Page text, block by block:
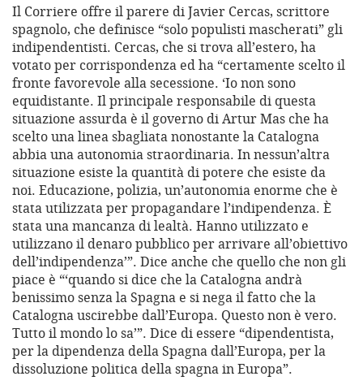
Il Corriere offre il parere di Javier Cercas, scrittore
spagnolo, che definisce “solo populisti mascherati” gli
indipendentisti. Cercas, che si trova all’estero, ha
votato per corrispondenza ed ha “certamente scelto il
fronte favorevole alla secessione. ‘Io non sono
equidistante. Il principale responsabile di questa
situazione assurda è il governo di Artur Mas che ha
scelto una linea sbagliata nonostante la Catalogna
abbia una autonomia straordinaria. In nessun’altra
situazione esiste la quantità di potere che esiste da
noi. Educazione, polizia, un’autonomia enorme che è
stata utilizzata per propagandare l’indipendenza. È
stata una mancanza di lealtà. Hanno utilizzato e
utilizzano il denaro pubblico per arrivare all’obiettivo
dell’indipendenza’”. Dice anche che quello che non gli
piace è “‘quando si dice che la Catalogna andrà
benissimo senza la Spagna e si nega il fatto che la
Catalogna uscirebbe dall’Europa. Questo non è vero.
Tutto il mondo lo sa’”. Dice di essere “dipendentista,
per la dipendenza della Spagna dall’Europa, per la
dissoluzione politica della spagna in Europa”.